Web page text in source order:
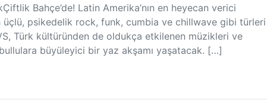
Bahçe’de! Latin Amerika’nın en heyecan verici
üçlü, psikedelik rock, funk, cumbia ve chillwave gibi türleri
Türk kültüründen de oldukça etkilenen müzikleri ve
büyüleyici bir yaz akşamı yaşatacak. […]